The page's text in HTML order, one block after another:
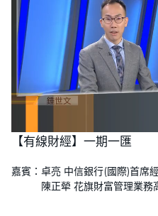
n
m
u
e
o
a
d
:
3
.
【有線財經】一期一匯
嘉賓：卓亮 中信銀行(國際)首席
陳正犖 花旗財富管理業務